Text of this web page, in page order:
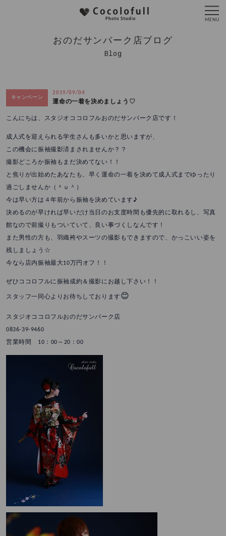
おのだサンパーク店ブログ
Blog
キャンペーン
2019/09/04
運命の一着を決めましょう♡
こんにちは、スタジオココロフルおのだサンパーク店です！
成人式を迎えられる学生さんも多いかと思いますが、
この機会に振袖撮影済まされませんか？？
撮影どころか振袖もまだ決めてない！！
と焦りが出始めたあなたも、早く運命の一着を決めて成人式までゆったり
過ごしませんか（＾ｕ＾）
今は早い方は４年前から振袖を決めています♪
決めるのが早ければ早いだけ当日のお支度時間も優先的に取れるし、写真
館なので前撮りもついていて、良い事づくしなんです！
また男性の方も、羽織袴やスーツの撮影もできますので、かっこいい姿を
残しましょう☆
今なら店内振袖最大10万円オフ！！
ぜひココロフルに振袖成約＆撮影にお越し下さい！！
スタッフ一同心よりお待ちしております 😊
スタジオココロフルおのだサンパーク店
0836-39-9460
営業時間 10：00～20：00